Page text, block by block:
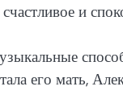
и
его мать,